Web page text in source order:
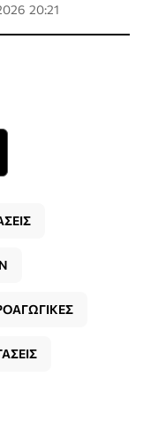
20:21